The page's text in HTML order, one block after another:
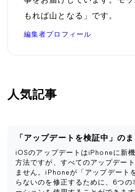
もれば山となる」です。
編集者プロフィール
人気記事
「アップデートを検証中」の
iOSのアップデートはiPhoneに新
方法ですが、すべてのアップデー
ません。iPhoneが「アップデート
らないのを修正するために、6つの